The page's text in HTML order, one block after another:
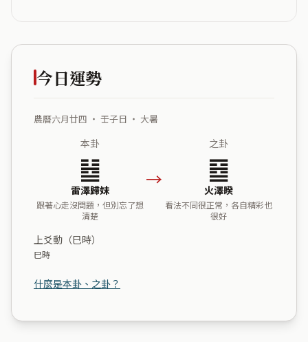
今日運勢
農曆六月廿四 ・ 壬子日 ・ 大暑
本卦
䷵
雷澤歸妹
跟著心走沒問題，但別忘了想
清楚
→
之卦
䷥
火澤睽
看法不同很正常，各自精彩也
很好
上爻動（巳時）
巳時
什麼是本卦、之卦？